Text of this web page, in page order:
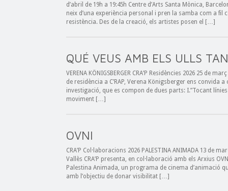
d’abril de 19h a 19:45h Centre d’Arts Santa Mònica,
neix d’una experiència personal i pren la samba com a
resistència. Des de la creació, els artistes posen el […]
QUÉ VEUS AMB ELS ULLS
VERENA KÖNIGSBERGER CRA’P Residències 2026 25 de
de residència a C’RAP, Verena Königsberger ens
investigació, que es compon de dues parts: I.”Tocant
moviment […]
OVNI
CRA’P Col·laboracions 2026 PALESTINA ANIMADA 13 de
Vallès CRA’P presenta, en col·laboració amb els Arxius
Palestina Animada, un programa de cinema d’animació
amb l’objectiu de donar visibilitat […]